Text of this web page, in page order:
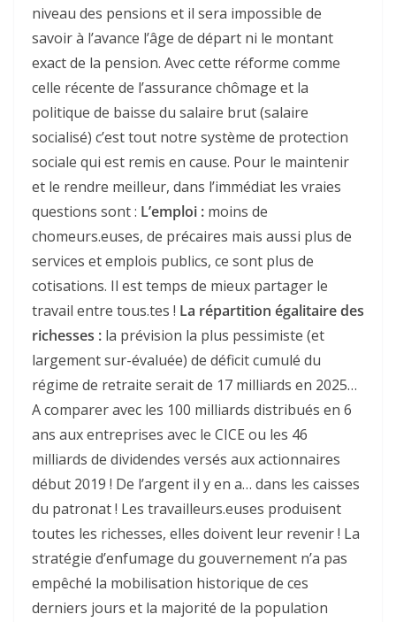
niveau des pensions et il sera impossible de
savoir à l’avance l’âge de départ ni le montant
exact de la pension. Avec cette réforme comme
celle récente de l’assurance chômage et la
politique de baisse du salaire brut (salaire
socialisé) c’est tout notre système de protection
sociale qui est remis en cause. Pour le maintenir
et le rendre meilleur, dans l’immédiat les vraies
questions sont : L’emploi : moins de
chomeurs.euses, de précaires mais aussi plus de
services et emplois publics, ce sont plus de
cotisations. Il est temps de mieux partager le
travail entre tous.tes ! La répartition égalitaire des
richesses : la prévision la plus pessimiste (et
largement sur-évaluée) de déficit cumulé du
régime de retraite serait de 17 milliards en 2025…
A comparer avec les 100 milliards distribués en 6
ans aux entreprises avec le CICE ou les 46
milliards de dividendes versés aux actionnaires
début 2019 ! De l’argent il y en a… dans les caisses
du patronat ! Les travailleurs.euses produisent
toutes les richesses, elles doivent leur revenir ! La
stratégie d’enfumage du gouvernement n’a pas
empêché la mobilisation historique de ces
derniers jours et la majorité de la population